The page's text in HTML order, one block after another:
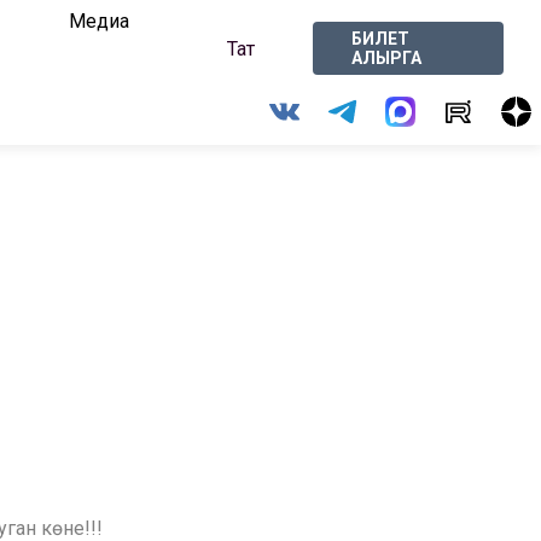
Медиа
Тат
БИЛЕТ
АЛЫРГА
көне!!!